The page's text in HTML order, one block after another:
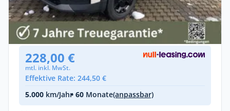
Dacia Jogger Extreme hybrid 155
Benzin •Automatik •158 PS (116 kW)
Gebraucht (3 km) • EZ: 04/2026
228,00 €
mtl. inkl. MwSt.
Effektive Rate: 244,50 €
5.000 km/Jahr• 60 Monate(anpassbar)